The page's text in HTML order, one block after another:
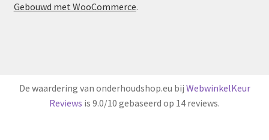
Gebouwd met WooCommerce.
De waardering van onderhoudshop.eu bij WebwinkelKeur
Reviews is 9.0/10 gebaseerd op 14 reviews.